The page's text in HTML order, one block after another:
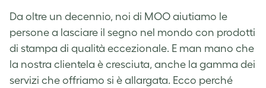
Da oltre un decennio, noi di MOO aiutiamo le
persone a lasciare il segno nel mondo con prodotti
di stampa di qualità eccezionale. E man mano che
la nostra clientela è cresciuta, anche la gamma dei
servizi che offriamo si è allargata. Ecco perché